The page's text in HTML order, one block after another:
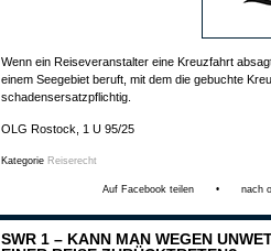
Wenn ein Reiseveranstalter eine Kreuzfahrt
einem Seegebiet beruft, mit dem die gebuchte
schadensersatzpflichtig.
OLG Rostock, 1 U 95/25
Kategorie Reiserecht
Auf Facebook teilen • nach
SWR 1 – KANN MAN WEGEN